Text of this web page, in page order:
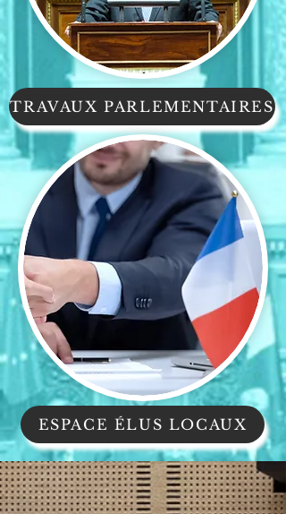
TRAVAUX PARLEMENTAIRES
ESPACE ÉLUS LOCAUX